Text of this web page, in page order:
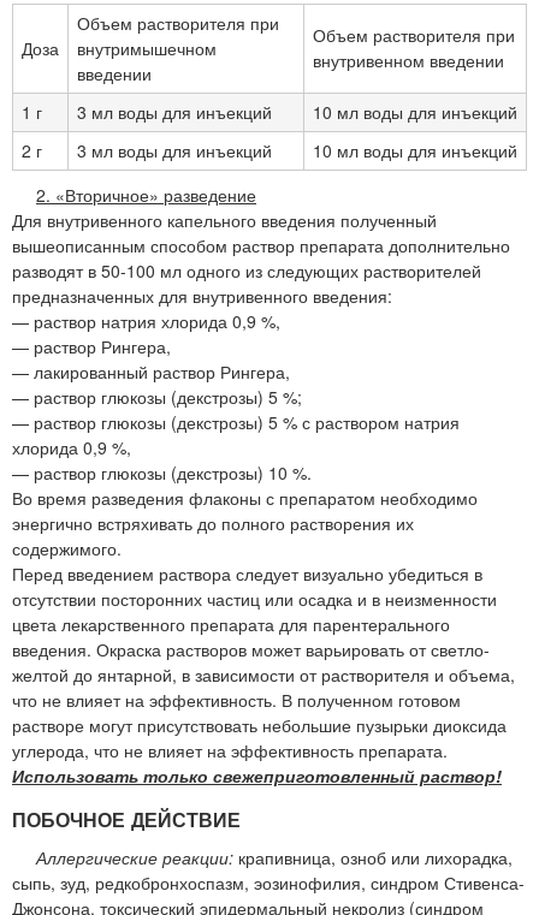
Доза
Объем растворителя при
внутримышечном
введении
Объем растворителя при
внутривенном введении
1 г 3 мл воды для инъекций
10 мл воды для инъекций
2 г
3 мл воды для инъекций
10 мл воды для инъекций
2. «Вторичное» разведение
Для внутривенного капельного введения полученный
вышеописанным способом раствор препарата дополнительно
разводят в 50-100 мл одного из следующих растворителей
предназначенных для внутривенного введения:
— раствор натрия хлорида 0,9 %,
— раствор Рингера,
— лакированный раствор Рингера,
— раствор глюкозы (декстрозы) 5 %;
— раствор глюкозы (декстрозы) 5 % с раствором натрия
хлорида 0,9 %,
— раствор глюкозы (декстрозы) 10 %.
Во время разведения флаконы с препаратом необходимо
энергично встряхивать до полного растворения их
содержимого.
Перед введением раствора следует визуально убедиться в
отсутствии посторонних частиц или осадка и в неизменности
цвета лекарственного препарата для парентерального
введения. Окраска растворов может варьировать от светло-
желтой до янтарной, в зависимости от растворителя и объема,
что не влияет на эффективность. В полученном готовом
растворе могут присутствовать небольшие пузырьки диоксида
углерода, что не влияет на эффективность препарата.
Использовать только свежеприготовленный раствор!
ПОБОЧНОЕ ДЕЙСТВИЕ
Аллергические реакции: крапивница, озноб или лихорадка,
сыпь, зуд, редкобронхоспазм, эозинофилия, синдром Стивенса-
Джонсона, токсический эпидермальный некролиз (синдром